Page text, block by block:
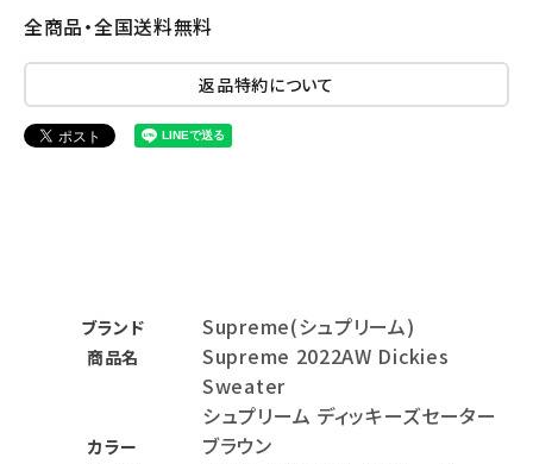
全商品・全国送料無料
返品特約について
ブランド Supreme(シュプリーム)
商品名
Supreme 2022AW Dickies
Sweater
シュプリーム ディッキーズセーター
カラー ブラウン